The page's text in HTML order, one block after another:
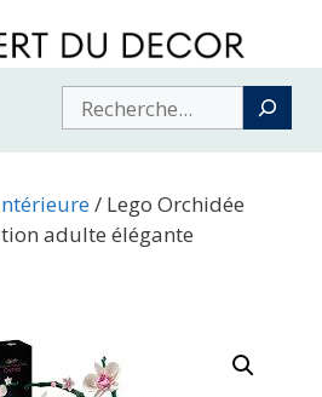
Buscar
/ Lego Orchidée
adulte élégante